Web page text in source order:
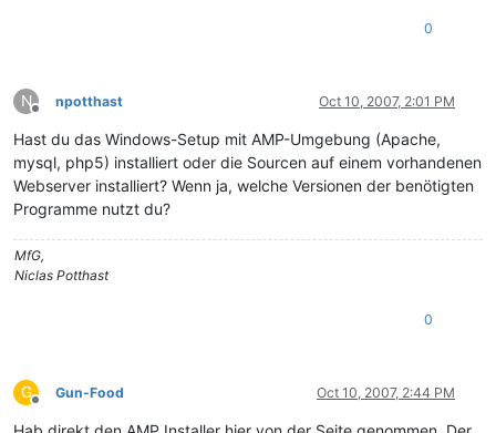
0
N
Offline
npotthast Oct 10, 2007, 2:01 PM
Hast du das Windows-Setup mit AMP-Umgebung (Apache,
mysql, php5) installiert oder die Sourcen auf einem vorhandenen
Webserver installiert? Wenn ja, welche Versionen der benötigten
Programme nutzt du?
MfG,
Niclas Potthast
0
G
Offline
Gun-Food Oct 10, 2007, 2:44 PM